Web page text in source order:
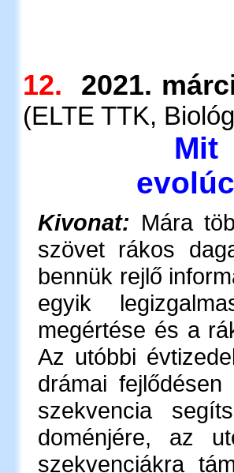
12. 2021.
(ELTE TTK,
Mit
Kivonat: Mára
szövet rákos
bennük rejlő
egyik
megértése és a
Az utóbbi
drámai
szekvencia
doménjére, az
szekvenciákra